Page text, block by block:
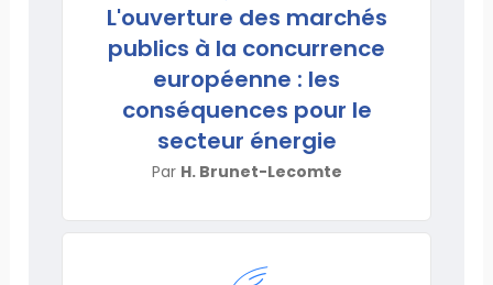
L'ouverture des marchés
publics à la concurrence
européenne : les
conséquences pour le
secteur énergie
Par H. Brunet-Lecomte